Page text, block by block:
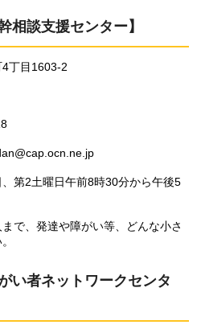
相談支援センター】
丁目1603-2
第2土曜日午前8時30分から午後5
で、発達や障がい等、どんな小さ
い者ネットワークセンタ